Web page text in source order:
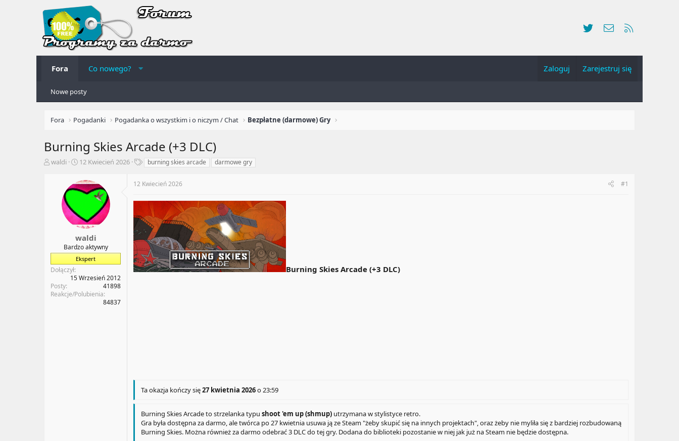
Twitter Kontakt
Fora Co nowego? Zaloguj Zarejestruj się
Nowe posty
Fora Pogadanki Pogadanka o wszystkim i o niczym / Chat Bezpłatne (darmowe) Gry
Burning Skies Arcade (+3 DLC)
A
u
waldi
R
z
p
z
ę
y
12 Kwiecień 2026
T
g
i
burning skies arcade darmowe gry
waldi
Bardzo aktywny
Ekspert
Dołączył
15 Wrzesień 2012
Posty
41898
Reakcje/Polubienia
84837
12 Kwiecień 2026 #1
Burning Skies Arcade (+3 DLC)
Ta okazja kończy się27 kwietnia 2026o 23:59
Burning Skies Arcade to strzelanka typu shoot 'em up (shmup) utrzymana w stylistyce retro.
Gra była dostępna za darmo, ale twórca po 27 kwietnia usuwa ją ze Steam "żeby skupić się na innych projektach", oraz żeby nie myliła się z bardziej rozbudowaną
Burning Skies. Można również za darmo odebrać 3 DLC do tej gry. Dodana do biblioteki pozostanie w niej jak już na Steam nie będzie dostępna.